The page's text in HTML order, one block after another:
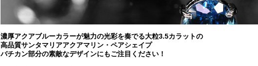
濃厚アクアブルーカラーが魅力の光彩を奏でる大粒3.5カラットの
高品質サンタマリアアクアマリン・ペアシェイプ
バチカン部分の素敵なデザインにもご注目ください！